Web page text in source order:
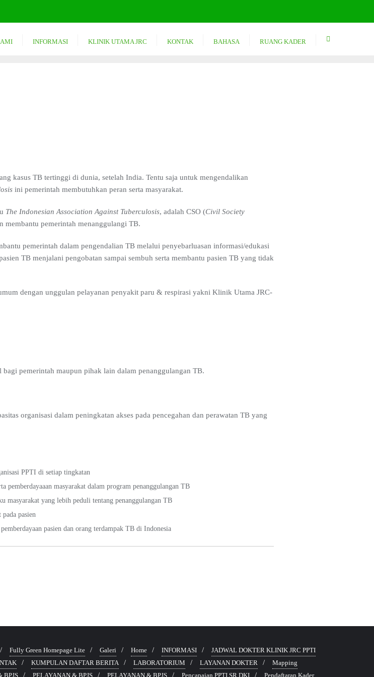
INFORMASI KLINIK UTAMA JRC KONTAK BAHASA RUANG KADER
kasus TB tertinggi di dunia, setelah India. Tentu saja untuk mengendalikan
ini pemerintah membutuhkan peran serta masyarakat.
The Indonesian Association Against Tuberculosis, adalah CSO (Civil Society
membantu pemerintah menanggulangi TB.
pemerintah dalam pengendalian TB melalui penyebarluasan informasi/edukasi
TB menjalani pengobatan sampai sembuh serta membantu pasien TB yang tidak
dengan unggulan pelayanan penyakit paru & respirasi yakni Klinik Utama JRC-
pemerintah maupun pihak lain dalam penanggulangan TB.
organisasi dalam peningkatan akses pada pencegahan dan perawatan TB yang
PPTI di setiap tingkatan
masyarakat dalam program penanggulangan TB
masyarakat yang lebih peduli tentang penanggulangan TB
pasien
pasien dan orang terdampak TB di Indonesia
Fully Green Homepage Lite Galeri Home INFORMASI
JADWAL DOKTER KLINIK JRC PPTI
KUMPULAN DAFTAR BERITA LABORATORIUM LAYANAN DOKTER
Mapping
BPJS PELAYANAN & BPJS PELAYANAN & BPJS Pencapaian PPTI SR DKI Pendaftaran Kader